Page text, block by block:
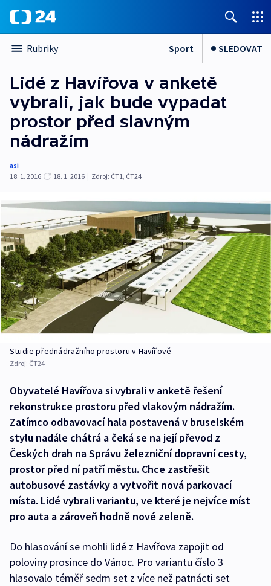
Rubriky Sport SLEDOVAT
Lidé z Havířova v anketě
vybrali, jak bude vypadat
prostor před slavným
nádražím
asi
18. 1. 2016
18. 1. 2016 | Zdroj: ČT1, ČT24
Studie přednádražního prostoru v Havířově
Zdroj: ČT24
Obyvatelé Havířova si vybrali v anketě řešení
rekonstrukce prostoru před vlakovým nádražím.
Zatímco odbavovací hala postavená v bruselském
stylu nadále chátrá a čeká se na její převod z
Českých drah na Správu železniční dopravní cesty,
prostor před ní patří městu. Chce zastřešit
autobusové zastávky a vytvořit nová parkovací
místa. Lidé vybrali variantu, ve které je nejvíce míst
pro auta a zároveň hodně nové zeleně.
Do hlasování se mohli lidé z Havířova zapojit od
poloviny prosince do Vánoc. Pro variantu číslo 3
hlasovalo téměř sedm set z více než patnácti set